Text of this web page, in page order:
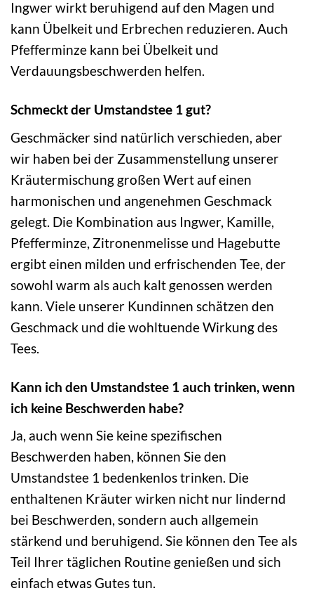
Ingwer wirkt beruhigend auf den Magen und
kann Übelkeit und Erbrechen reduzieren. Auch
Pfefferminze kann bei Übelkeit und
Verdauungsbeschwerden helfen.
Schmeckt der Umstandstee 1 gut?
Geschmäcker sind natürlich verschieden, aber
wir haben bei der Zusammenstellung unserer
Kräutermischung großen Wert auf einen
harmonischen und angenehmen Geschmack
gelegt. Die Kombination aus Ingwer, Kamille,
Pfefferminze, Zitronenmelisse und Hagebutte
ergibt einen milden und erfrischenden Tee, der
sowohl warm als auch kalt genossen werden
kann. Viele unserer Kundinnen schätzen den
Geschmack und die wohltuende Wirkung des
Tees.
Kann ich den Umstandstee 1 auch trinken, wenn
ich keine Beschwerden habe?
Ja, auch wenn Sie keine spezifischen
Beschwerden haben, können Sie den
Umstandstee 1 bedenkenlos trinken. Die
enthaltenen Kräuter wirken nicht nur lindernd
bei Beschwerden, sondern auch allgemein
stärkend und beruhigend. Sie können den Tee als
Teil Ihrer täglichen Routine genießen und sich
einfach etwas Gutes tun.